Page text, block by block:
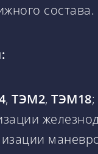
состава.
, ТЭМ2, ТЭМ18;